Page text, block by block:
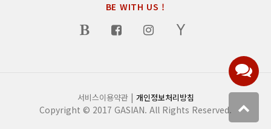
BE WITH US !
서비스이용약관 | 개인정보처리방침
Copyright © 2017 GASIAN. All Rights Reserved.